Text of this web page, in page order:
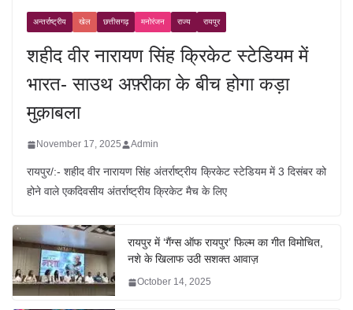
अन्तर्राष्ट्रीय खेल छत्तीसगढ़ मनोरंजन राज्य रायपुर
शहीद वीर नारायण सिंह क्रिकेट स्टेडियम में
भारत- साउथ अफ़्रीका के बीच होगा कड़ा
मुक़ाबला
November 17, 2025 Admin
रायपुर/:- शहीद वीर नारायण सिंह अंतर्राष्ट्रीय क्रिकेट स्टेडियम में 3 दिसंबर को
होने वाले एकदिवसीय अंतर्राष्ट्रीय क्रिकेट मैच के लिए
रायपुर में ‘गैंग्स ऑफ रायपुर’ फिल्म का गीत विमोचित,
नशे के खिलाफ उठी सशक्त आवाज़
October 14, 2025